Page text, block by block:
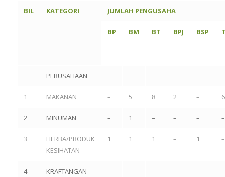
BIL KATEGORI JUMLAH PENGUSAHA
BP BM BT BPJ BSP
PERUSAHAAN
1 MAKANAN – 5 8 2 – 6
2 MINUMAN – 1 – – – –
3
HERBA/PRODUK
KESIHATAN
1 1 1 – 1 –
4 KRAFTANGAN – – – – – –